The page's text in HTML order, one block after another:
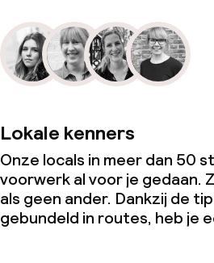
Lokale kenners
Onze locals in meer dan 50
voorwerk al voor je gedaan.
als geen ander. Dankzij de
gebundeld in routes, heb je